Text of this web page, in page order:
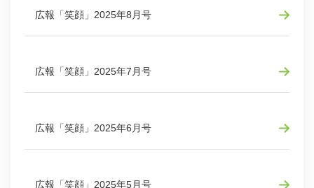
広報「笑顔」2025年8月号
広報「笑顔」2025年7月号
広報「笑顔」2025年6月号
広報「笑顔」2025年5月号